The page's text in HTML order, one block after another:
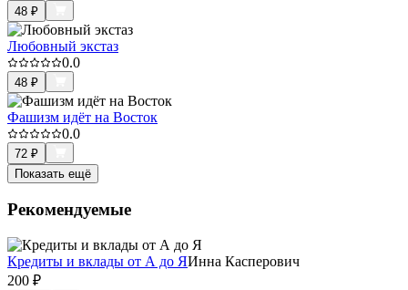
48 ₽
Любовный экстаз
0.0
48 ₽
Фашизм идёт на Восток
0.0
72 ₽
Показать ещё
Рекомендуемые
Кредиты и вклады от А до ЯИнна Касперович
200 ₽